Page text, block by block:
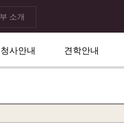
소개
청사안내 견학안내